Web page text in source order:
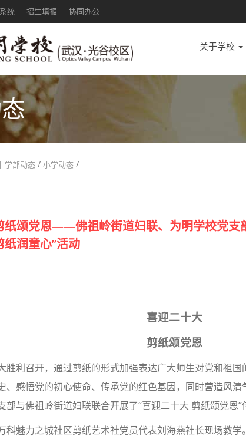
统 招生填报 协同办公
关于学校
| 学部动态 / 小学动态 /
纸颂党恩——佛祖岭街道妇联、为明学校党支
润童心”活动
喜迎二十大
剪纸颂党恩
胜利召开，通过剪纸的形式加强表达广大师生对党和祖
、感悟党的初心使命、传承党的红色基因，同时营造风
部与佛祖岭街道妇联联合开展了“喜迎二十大 剪纸颂党恩”
科魅力之城社区剪纸艺术社党员代表刘海燕社长现场教